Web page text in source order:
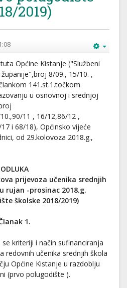
2019)
Općine Kistanje ("Službeni
8/09., 15/10. ,
141.st.1.točkom
u osnovnoj i srednjoj
11 , 16/12,86/12 ,
i 68/18), Općinsko vijeće
od 29.kolovoza 2018.g.,
ODLUKA
prijevoza učenika srednjih
rujan -prosinac 2018.g.
školske 2018/2019)
1.
kriteriji i način sufinanciranja
redovnih učenika srednjih škola
Općine Kistanje u razdoblju
(prvo polugodište ).